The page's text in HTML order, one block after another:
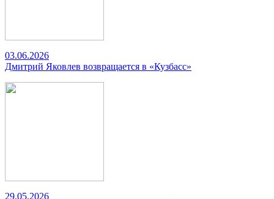
03.06.2026
Дмитрий Яковлев возвращается в «Кузбасс»
29.05.2026